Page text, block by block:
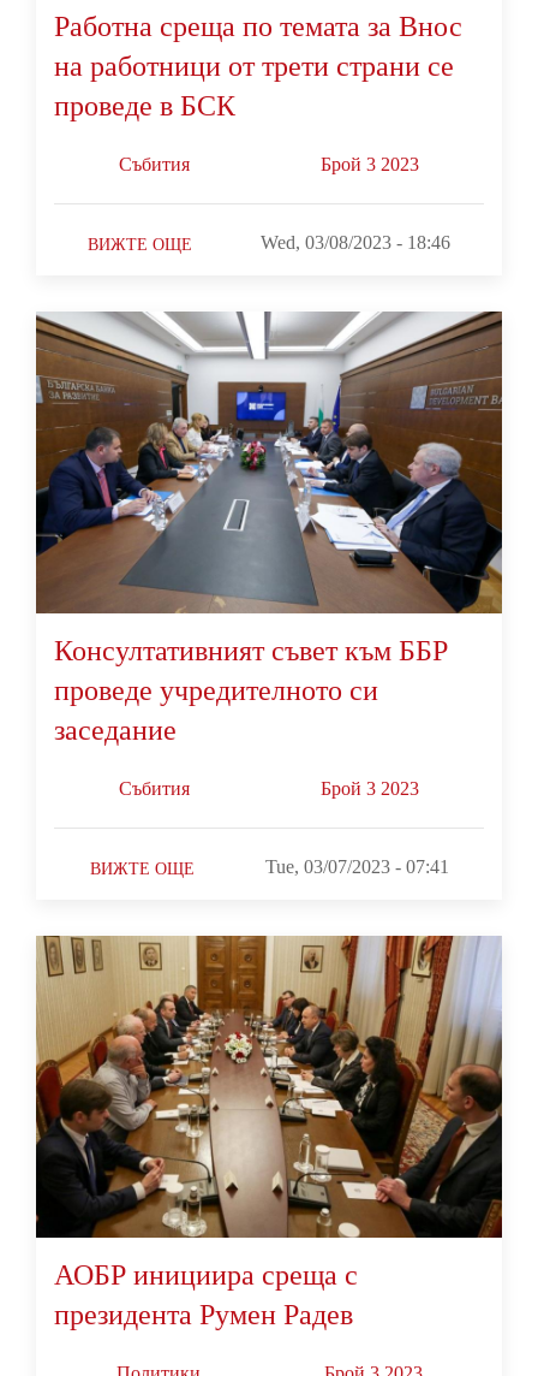
Работна среща по темата за Внос
на работници от трети страни се
проведе в БСК
Събития Брой 3 2023
ВИЖТЕ ОЩЕ Wed, 03/08/2023 - 18:46
Консултативният съвет към ББР
проведе учредителното си
заседание
Събития Брой 3 2023
ВИЖТЕ ОЩЕ Tue, 03/07/2023 - 07:41
АОБР инициира среща с
президента Румен Радев